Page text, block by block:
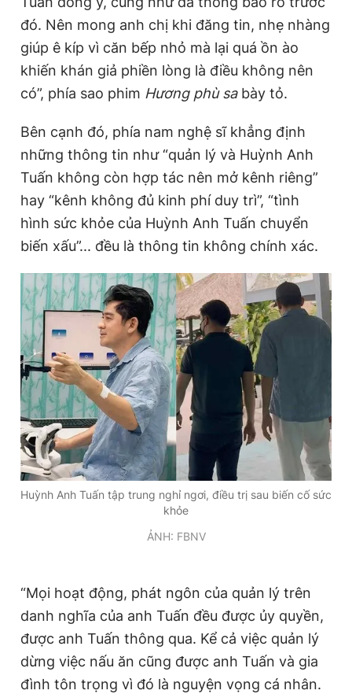
đó. Nên mong anh chị khi đăng tin, nhẹ nhàng
giúp ê kíp vì căn bếp nhỏ mà lại quá ồn ào
khiến khán giả phiền lòng là điều không nên
có”, phía sao phim Hương phù sabày tỏ.
Bên cạnh đó, phía nam nghệ sĩ khẳng định
những thông tin như “quản lý và Huỳnh Anh
Tuấn không còn hợp tác nên mở kênh riêng”
hay “kênh không đủ kinh phí duy trì”, “tình
hình sức khỏe của Huỳnh Anh Tuấn chuyển
biến xấu”... đều là thông tin không chính xác.
Huỳnh Anh Tuấn tập trung nghỉ ngơi, điều trị sau biến cố sức
khỏe
ẢNH: FBNV
“Mọi hoạt động, phát ngôn của quản lý trên
danh nghĩa của anh Tuấn đều được ủy quyền,
được anh Tuấn thông qua. Kể cả việc quản lý
dừng việc nấu ăn cũng được anh Tuấn và gia
đình tôn trọng vì đó là nguyện vọng cá nhân.